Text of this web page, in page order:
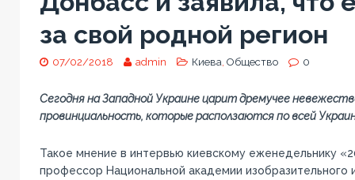
за свой родной регион
07/02/2018 admin Киева Общество 0
Сегодня на Западной Украине царит дремучее
провинциальность, которые расползаются по всей
Такое мнение в интервью киевскому еженедельнику
профессор Национальной академии изобразительного